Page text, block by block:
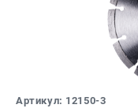
Артикул: 12150-3